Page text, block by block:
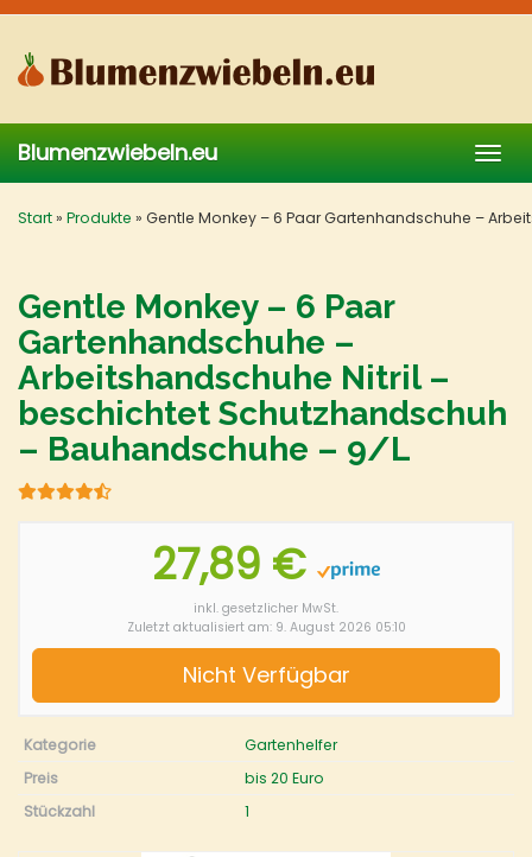
Skip
main
content
Blumenzwiebeln.eu
Start» Produkte » Gentle Monkey – 6 Paar Gartenhandschuhe –
Gentle Monkey – 6 Paar
Gartenhandschuhe –
Arbeitshandschuhe Nitril –
beschichtet Schutzhandschuh
– Bauhandschuhe – 9/L
27,89 €
inkl. gesetzlicher MwSt.
Zuletzt aktualisiert am: 9. August 2026 05:10
Nicht Verfügbar
Kategorie
Gartenhelfer
Preis
bis 20 Euro
Stückzahl
1